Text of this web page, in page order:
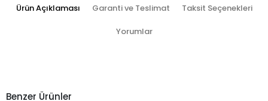
Ürün Açıklaması Garanti ve Teslimat Taksit Seçenekleri
Yorumlar
Benzer Ürünler